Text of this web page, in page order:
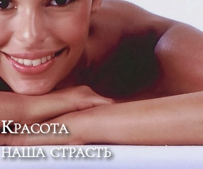
Красота
наша страсть